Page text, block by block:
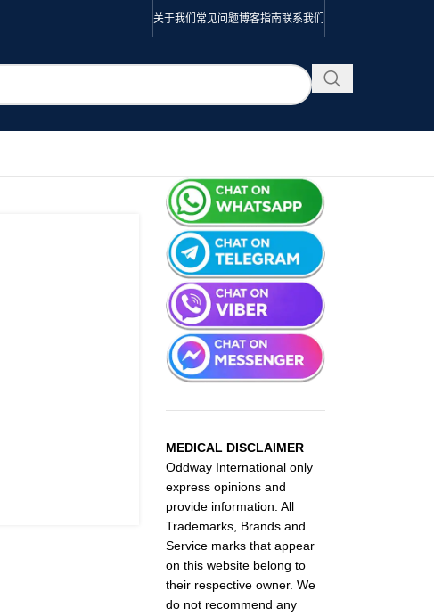
关于我们 常见问题博客指南联系我们
MEDICAL DISCLAIMER
Oddway International only
express opinions and
provide information. All
Trademarks, Brands and
Service marks that appear
on this website belong to
their respective owner. We
do not recommend any